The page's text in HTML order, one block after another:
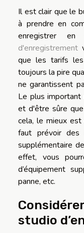
Il est clair que le
à prendre en
enregistrer
d'enregistrement
que les tarifs
toujours la pire
ne garantissent
Le plus
et d'être sûre
cela, le mieux
faut prévoir des
supplémentaire
effet, vous
d’équipement
panne, etc.
studio